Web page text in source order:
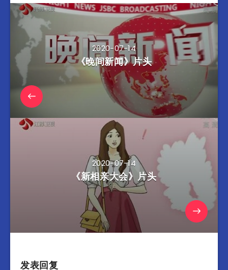
2020-07-14
《晚间新闻》片头
2020-07-14
《新相亲大会》片头
发表回复